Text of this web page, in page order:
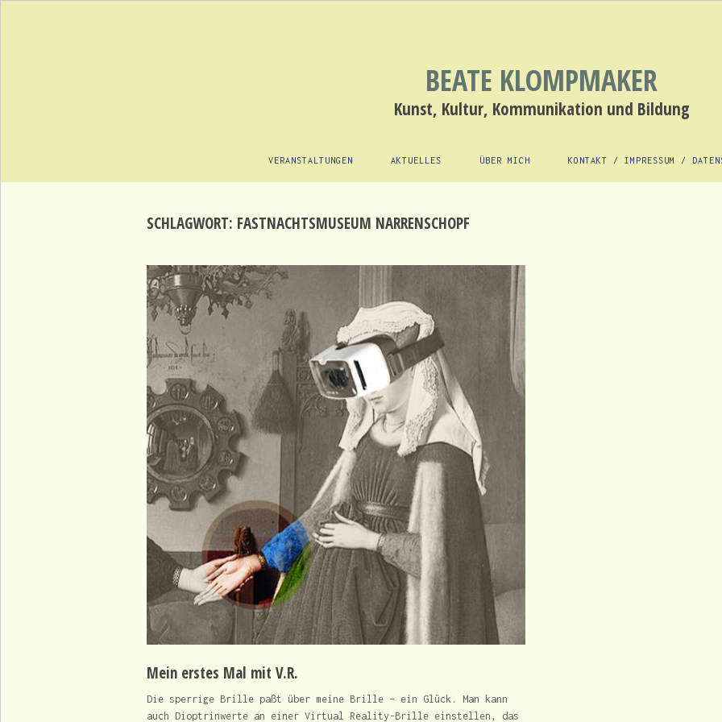
BEATE KLOMPMAKER
Kunst, Kultur, Kommunikation und Bildung
VERANSTALTUNGEN AKTUELLES ÜBER MICH KONTAKT / IMPRESSUM /
SCHLAGWORT: FASTNACHTSMUSEUM NARRENSCHOPF
Mein erstes Mal mit V.R.
Die sperrige Brille paßt über meine Brille – ein Glück. Man kann
auch Dioptrinwerte an einer Virtual Reality-Brille einstellen, das